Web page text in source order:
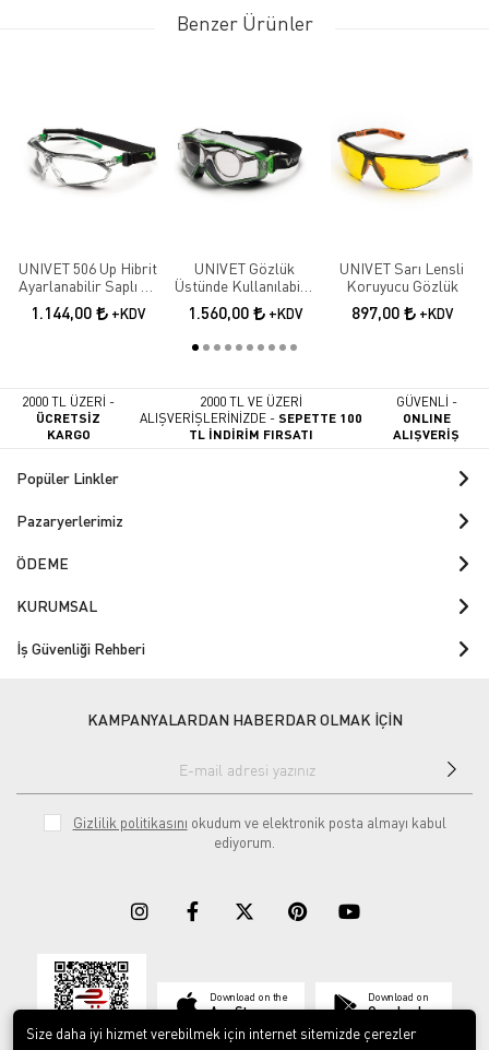
Benzer Ürünler
UNIVET 506 Up Hibrit
Ayarlanabilir Saplı Ve
Baş Bantlı Çizilmeye
Ve Buğu Oluşumuna
1.144,00 +KDV
UNIVET Gözlük
Üstünde Kullanılabilir
Kauçuk Içlikli
Koruyucu Gözlük
1.560,00 +KDV
UNIVET Sarı Lensli
Koruyucu Gözlük
897,00 +KDV
2000 TL ÜZERİ -
ÜCRETSİZ
KARGO
2000 TL VE ÜZERİ
ALIŞVERİŞLERİNİZDE -SEPETTE 100
TL İNDİRİM FIRSATI
GÜVENLİ -
ONLINE
ALIŞVERİŞ
Popüler Linkler
Pazaryerlerimiz
ÖDEME
KURUMSAL
İş Güvenliği Rehberi
KAMPANYALARDAN HABERDAR OLMAK İÇİN
Gizlilik politikasını okudum ve elektronik posta almayı kabul
ediyorum.
Download on the
App Store
Download on
Google play
Size daha iyi hizmet verebilmek için internet sitemizde çerezler